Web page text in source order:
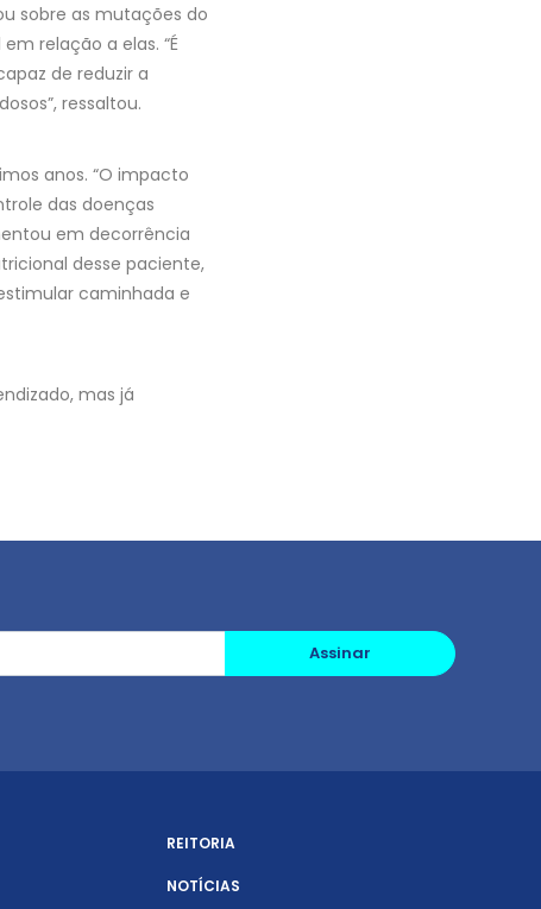
sobre as mutações do
relação a elas. “É
de reduzir a
ressaltou.
anos. “O impacto
das doenças
em decorrência
desse paciente,
caminhada e
mas já
Assinar
REITORIA
NOTÍCIAS